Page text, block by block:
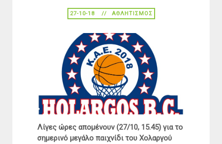
27-10-18 ΑΘΛΗΤΙΣΜΌΣ
Λίγες ώρες απομένουν (27/10, 15.45) για το
σημερινό μεγάλο παιχνίδι του Χολαργού